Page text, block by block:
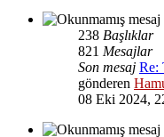
238 Başlıklar
821 Mesajlar
Son mesaj Re:
gönderen
08 Eki 2024,